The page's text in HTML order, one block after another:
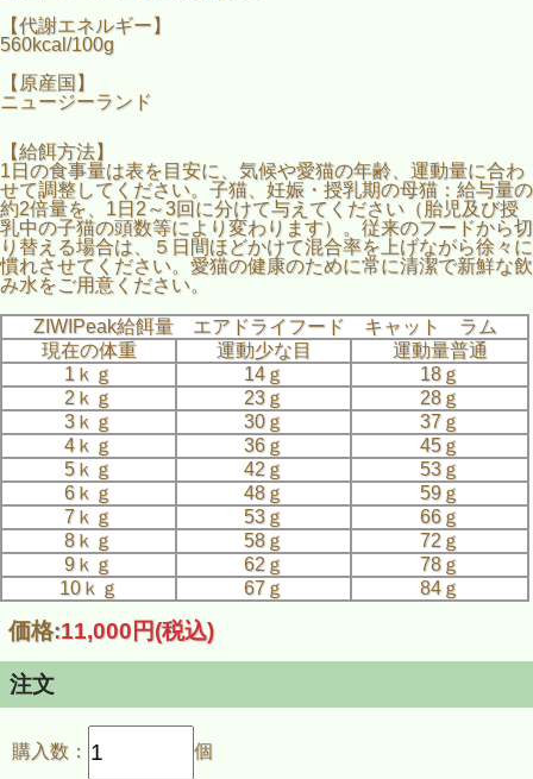
【代謝エネルギー】
560kcal/100g
【原産国】
ニュージーランド
【給餌方法】
1日の食事量は表を目安に、気候や愛猫の年齢、運動量に合わ
せて調整してください。子猫、妊娠・授乳期の母猫：給与量の
約2倍量を、1日2～3回に分けて与えてください（胎児及び授
乳中の子猫の頭数等により変わります）。従来のフードから切
り替える場合は、５日間ほどかけて混合率を上げながら徐々に
慣れさせてください。愛猫の健康のために常に清潔で新鮮な飲
み水をご用意ください。
ZIWIPeak給餌量 エアドライフード キャット ラム
現在の体重
運動少な目
運動量普通
1ｋｇ
14ｇ
18ｇ
2ｋｇ
23ｇ
28ｇ
3ｋｇ
30ｇ
37ｇ
4ｋｇ
36ｇ
45ｇ
5ｋｇ
42ｇ
53ｇ
6ｋｇ
48ｇ
59ｇ
7ｋｇ
53ｇ
66ｇ
8ｋｇ
58ｇ
72ｇ
9ｋｇ
62ｇ
78ｇ
10ｋｇ
67ｇ 84ｇ
価格:11,000円(税込)
注文
購入数： 個